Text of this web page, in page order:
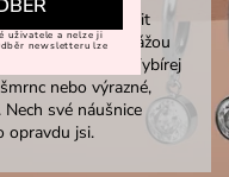
kdy chceš zazářit
které dokážou
i styl. Vybírej
nebo výrazné,
své náušnice
opravdu jsi.
uživatele a nelze ji
newsletteru lze